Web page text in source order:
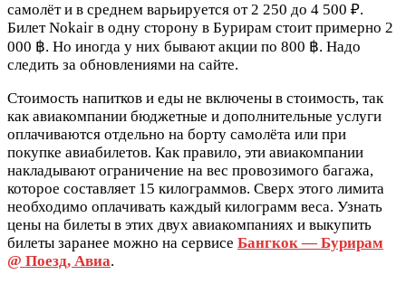
самолёт и в среднем варьируется от 2 250 до 4 500 ₽.
Билет Nokair в одну сторону в Бурирам стоит примерно 2
000 ฿. Но иногда у них бывают акции по 800 ฿. Надо
следить за обновлениями на сайте.
Стоимость напитков и еды не включены в стоимость, так
как авиакомпании бюджетные и дополнительные услуги
оплачиваются отдельно на борту самолёта или при
покупке авиабилетов. Как правило, эти авиакомпании
накладывают ограничение на вес провозимого багажа,
которое составляет 15 килограммов. Сверх этого лимита
необходимо оплачивать каждый килограмм веса. Узнать
цены на билеты в этих двух авиакомпаниях и выкупить
билеты заранее можно на сервисе Бангкок — Бурирам
@ Поезд, Авиа.